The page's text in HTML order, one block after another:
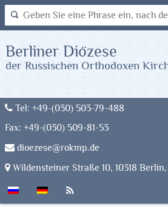
Tel: +49-(030) 503-79-488
Fax: +49-(030) 509-81-53
dioezese@rokmp.de
Wildensteiner Straße 10, 10318
Berliner Diözese
der Russischen Orthodoxen